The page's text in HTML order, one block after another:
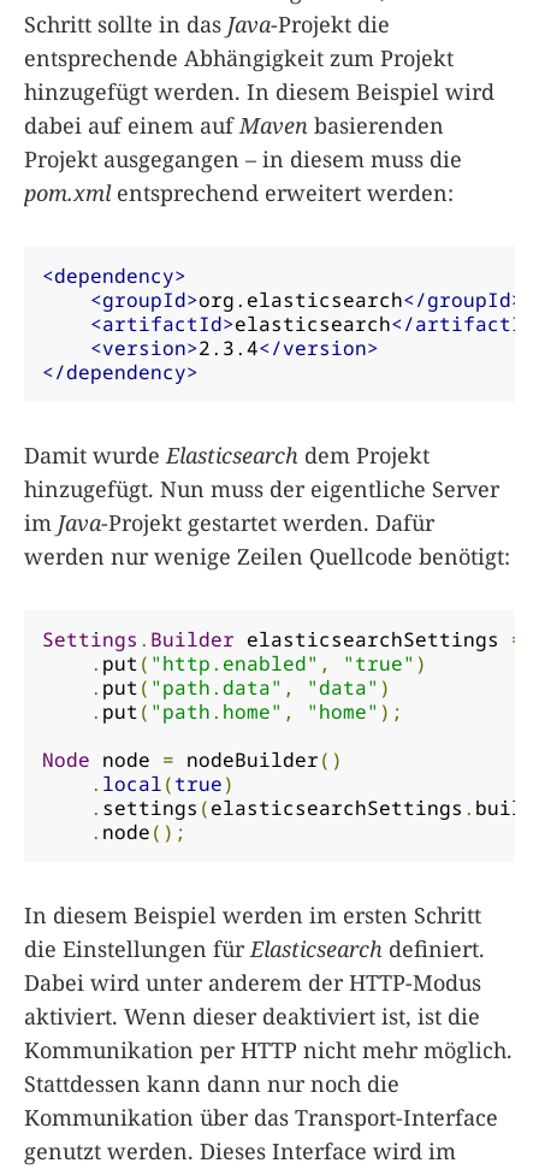
Schritt sollte in das Java-Projekt die
entsprechende Abhängigkeit zum Projekt
hinzugefügt werden. In diesem Beispiel wird
dabei auf einem aufMaven basierenden
Projekt ausgegangen – in diesem muss die
pom.xmlentsprechend erweitert werden:
<dependency>
<groupId>org.elasticsearch</groupId>
<artifactId>elasticsearch</
<version>2.3.4</version>
</dependency>
Damit wurdeElasticsearch dem Projekt
hinzugefügt. Nun muss der eigentliche Server
im Java-Projekt gestartet werden. Dafür
werden nur wenige Zeilen Quellcode benötigt:
Settings . Builder elasticsearchSettings =
. put( "http.enabled" , "true" )
. put( "path.data" , "data" )
. put( "path.home" , "home" );
Node node = nodeBuilder()
. local(true)
. settings (elasticsearchSettings . build
. node();
In diesem Beispiel werden im ersten Schritt
die Einstellungen fürElasticsearch definiert.
Dabei wird unter anderem der HTTP-Modus
aktiviert. Wenn dieser deaktiviert ist, ist die
Kommunikation per HTTP nicht mehr möglich.
Stattdessen kann dann nur noch die
Kommunikation über das Transport-Interface
genutzt werden. Dieses Interface wird im